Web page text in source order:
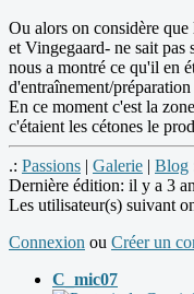
Ou alors on considère
et Vingegaard- ne sait pas
nous a montré ce qu'il en
d'entraînement/préparation
En ce moment c'est la
c'étaient les cétones le
.: Passions | Galerie | Blog
Dernière édition: il y a 3
Les utilisateur(s) suivant
Connexion ou Créer un
C_mic07